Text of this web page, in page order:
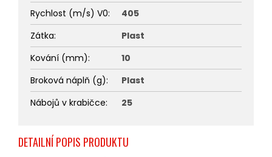
DETAILNÍ POPIS PRODUKTU
Rychlost (m/s) V0:
405
Zátka:
Plast
Kování (mm):
10
Broková náplň (g):
Plast
Nábojů v krabičce: 25